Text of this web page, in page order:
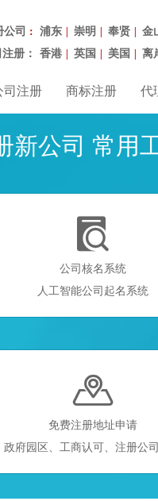
公司 ： 浦东 | 崇明 | 奉贤 | 金
册： 香港 | 英国 | 美国 | 离
司注册 商标注册 代
新公司 常用

公司核名系统
人工智能公司起名系统

免费注册地址申请
政府园区、工商认可、注册公